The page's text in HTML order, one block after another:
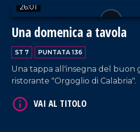
26:01
Una domenica a tavola
ST 7 PUNTATA 136
Una tappa all'insegna del buon
ristorante "Orgoglio di Calabria".
VAI AL TITOLO